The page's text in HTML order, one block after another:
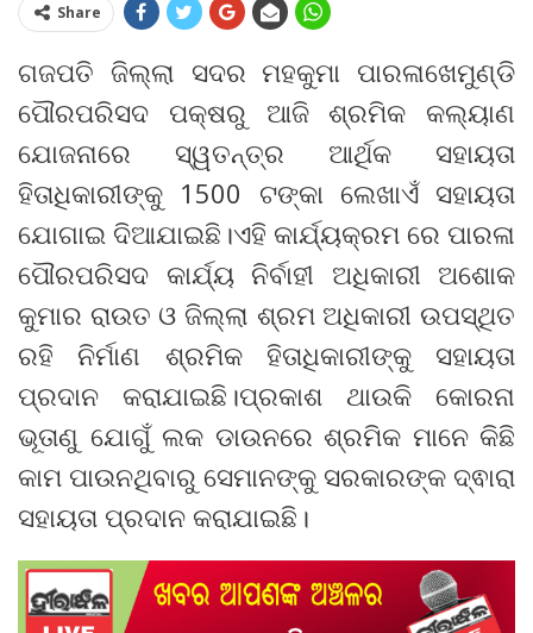
Share
ଗଜପତି ଜିଲ୍ଲା ସଦର ମହକୁମା ପାରଳାଖେମୁଣ୍ଡି
ପୌରପରିସଦ ପକ୍ଷରୁ ଆଜି ଶ୍ରମିକ କଲ୍ୟାଣ
ଯୋଜନାରେ ସ୍ୱତନ୍ତ୍ର ଆର୍ଥିକ ସହାୟତା
ହିତାଧିକାରୀଙ୍କୁ 1500 ଟଙ୍କା ଲେଖାଏଁ ସହାୟତା
ଯୋଗାଇ ଦିଆଯାଇଛି।ଏହି କାର୍ଯ୍ୟକ୍ରମ ରେ ପାରଳା
ପୌରପରିସଦ କାର୍ଯ୍ୟ ନିର୍ବାହୀ ଅଧିକାରୀ ଅଶୋକ
କୁମାର ରାଉତ ଓ ଜିଲ୍ଲା ଶ୍ରମ ଅଧିକାରୀ ଉପସ୍ଥିତ
ରହି ନିର୍ମାଣ ଶ୍ରମିକ ହିତାଧିକାରୀଙ୍କୁ ସହାୟତା
ପ୍ରଦାନ କରାଯାଇଛି।ପ୍ରକାଶ ଥାଉକି କୋରନା
ଭୂତାଣୁ ଯୋଗୁଁ ଲକ ଡାଉନରେ ଶ୍ରମିକ ମାନେ କିଛି
କାମ ପାଉନଥିବାରୁ ସେମାନଙ୍କୁ ସରକାରଙ୍କ ଦ୍ଵାରା
ସହାୟତା ପ୍ରଦାନ କରାଯାଇଛି।